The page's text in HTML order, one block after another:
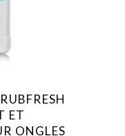
ET
ONGLES